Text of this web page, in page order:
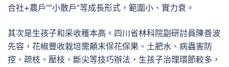
合社+農戶”“小散戶”等成長形式，範圍小、實力衰。
其次是生孩子和采收穫本高。四川省林科院副研討員陳善波
先容，花椒豐收栽培需顛末保花保果、土肥水、病蟲害防
控、疏枝、壓枝、斷尖等技巧辦法，生孩子治理環節較多，